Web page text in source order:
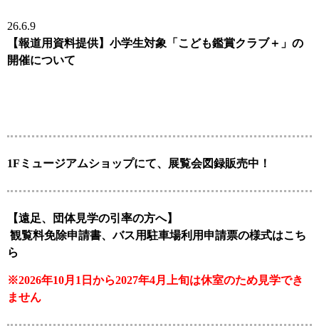
26.6.9
【報道用資料提供】小学生対象「こども鑑賞クラブ＋」の
開催について
1Fミュージアムショップにて、展覧会図録販売中！
【遠足、団体見学の引率の方へ】
観覧料免除申請書、バス用駐車場利用申請票の様式はこち
ら
※2026年10月1日から2027年4月上旬は休室のため見学でき
ません